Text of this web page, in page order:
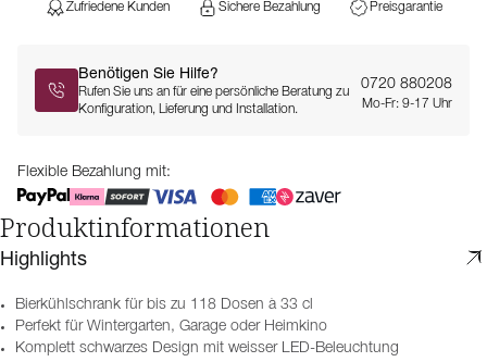
Zufriedene Kunden Sichere Bezahlung Preisgarantie
Benötigen Sie Hilfe?
Rufen Sie uns an für eine persönliche Beratung zu
Konfiguration, Lieferung und Installation.
0720 880208
Mo-Fr: 9-17 Uhr
Flexible Bezahlung mit:
Produktinformationen
Highlights
Bierkühlschrank für bis zu 118 Dosen à 33 cl
Perfekt für Wintergarten, Garage oder Heimkino
Komplett schwarzes Design mit weisser LED-Beleuchtung